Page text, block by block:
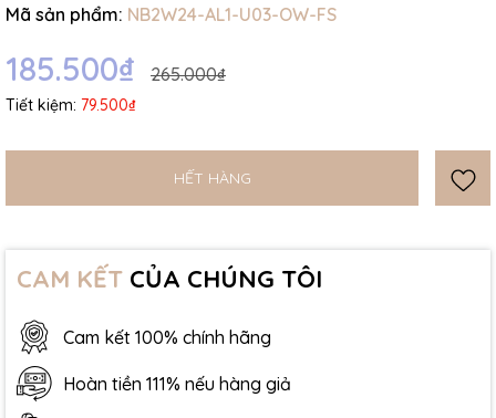
Mã sản phẩm: NB2W24-AL1-U03-OW-FS
185.500₫ 265.000₫
Tiết kiệm: 79.500₫
HẾT HÀNG
CAM KẾT CỦA CHÚNG TÔI
Cam kết 100% chính hãng
Hoàn tiền 111% nếu hàng giả